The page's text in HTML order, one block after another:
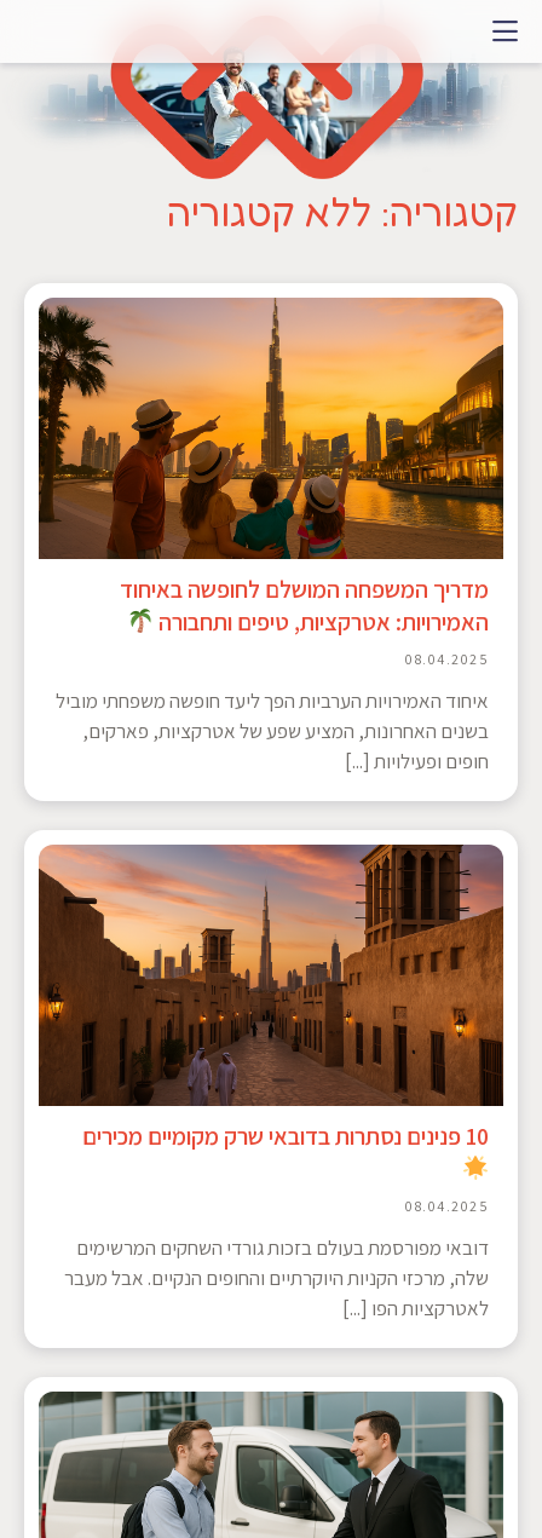
קטגוריה: ללא קטגוריה
מדריך המשפחה המושלם לחופשה באיחוד
האמירויות: אטרקציות, טיפים ותחבורה
08.04.2025
איחוד האמירויות הערביות הפך ליעד חופשה משפחתי מוביל
בשנים האחרונות, המציע שפע של אטרקציות, פארקים,
חופים ופעילויות [...]
10 פנינים נסתרות בדובאי שרק מקומיים מכירים
08.04.2025
דובאי מפורסמת בעולם בזכות גורדי השחקים המרשימים
שלה, מרכזי הקניות היוקרתיים והחופים הנקיים. אבל מעבר
לאטרקציות הפו [...]